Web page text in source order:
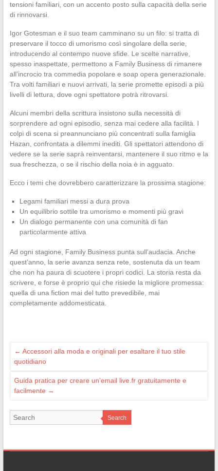
tensioni familiari, con un accento posto sulla capacità della serie
di rinnovarsi.
Igor Gotesman e il suo team camminano su un filo: si tratta di
preservare il tocco di umorismo così singolare della serie,
introducendo al contempo nuove sfide. Le scelte narrative,
spesso inaspettate, permettono a Family Business di rimanere
all’incrocio tra commedia popolare e soap opera generazionale.
Tra volti familiari e nuovi arrivati, la serie promette episodi a più
livelli di lettura, dove ogni spettatore potrà ritrovarsi.
Alcuni membri della scrittura insistono sulla necessità di
sorprendere ad ogni episodio, senza mai cedere alla facilità. I
colpi di scena si preannunciano più concentrati sulla famiglia
Hazan, confrontata a dilemmi inediti. Gli spettatori attendono di
vedere se la serie saprà reinventarsi, mantenere il suo ritmo e la
sua freschezza, o se il rischio della noia è in agguato.
Ecco i temi che dovrebbero caratterizzare la prossima stagione:
Legami familiari messi a dura prova
Un equilibrio sottile tra umorismo e momenti più gravi
Un dialogo permanente con una comunità di fan
particolarmente attiva
Ad ogni stagione, Family Business punta sull’audacia. Anche
quest’anno, la serie avanza senza rete, sostenuta da un team
che non ha paura di scuotere i propri codici. La storia resta da
scrivere, e forse è proprio qui che risiede la migliore promessa:
quella di una fiction mai del tutto prevedibile, mai
completamente addomesticata.
← Accessori alla moda e originali per esaltare il tuo stile
quotidiano
Guida pratica per creare un’email live.fr gratuitamente e
facilmente →
Search